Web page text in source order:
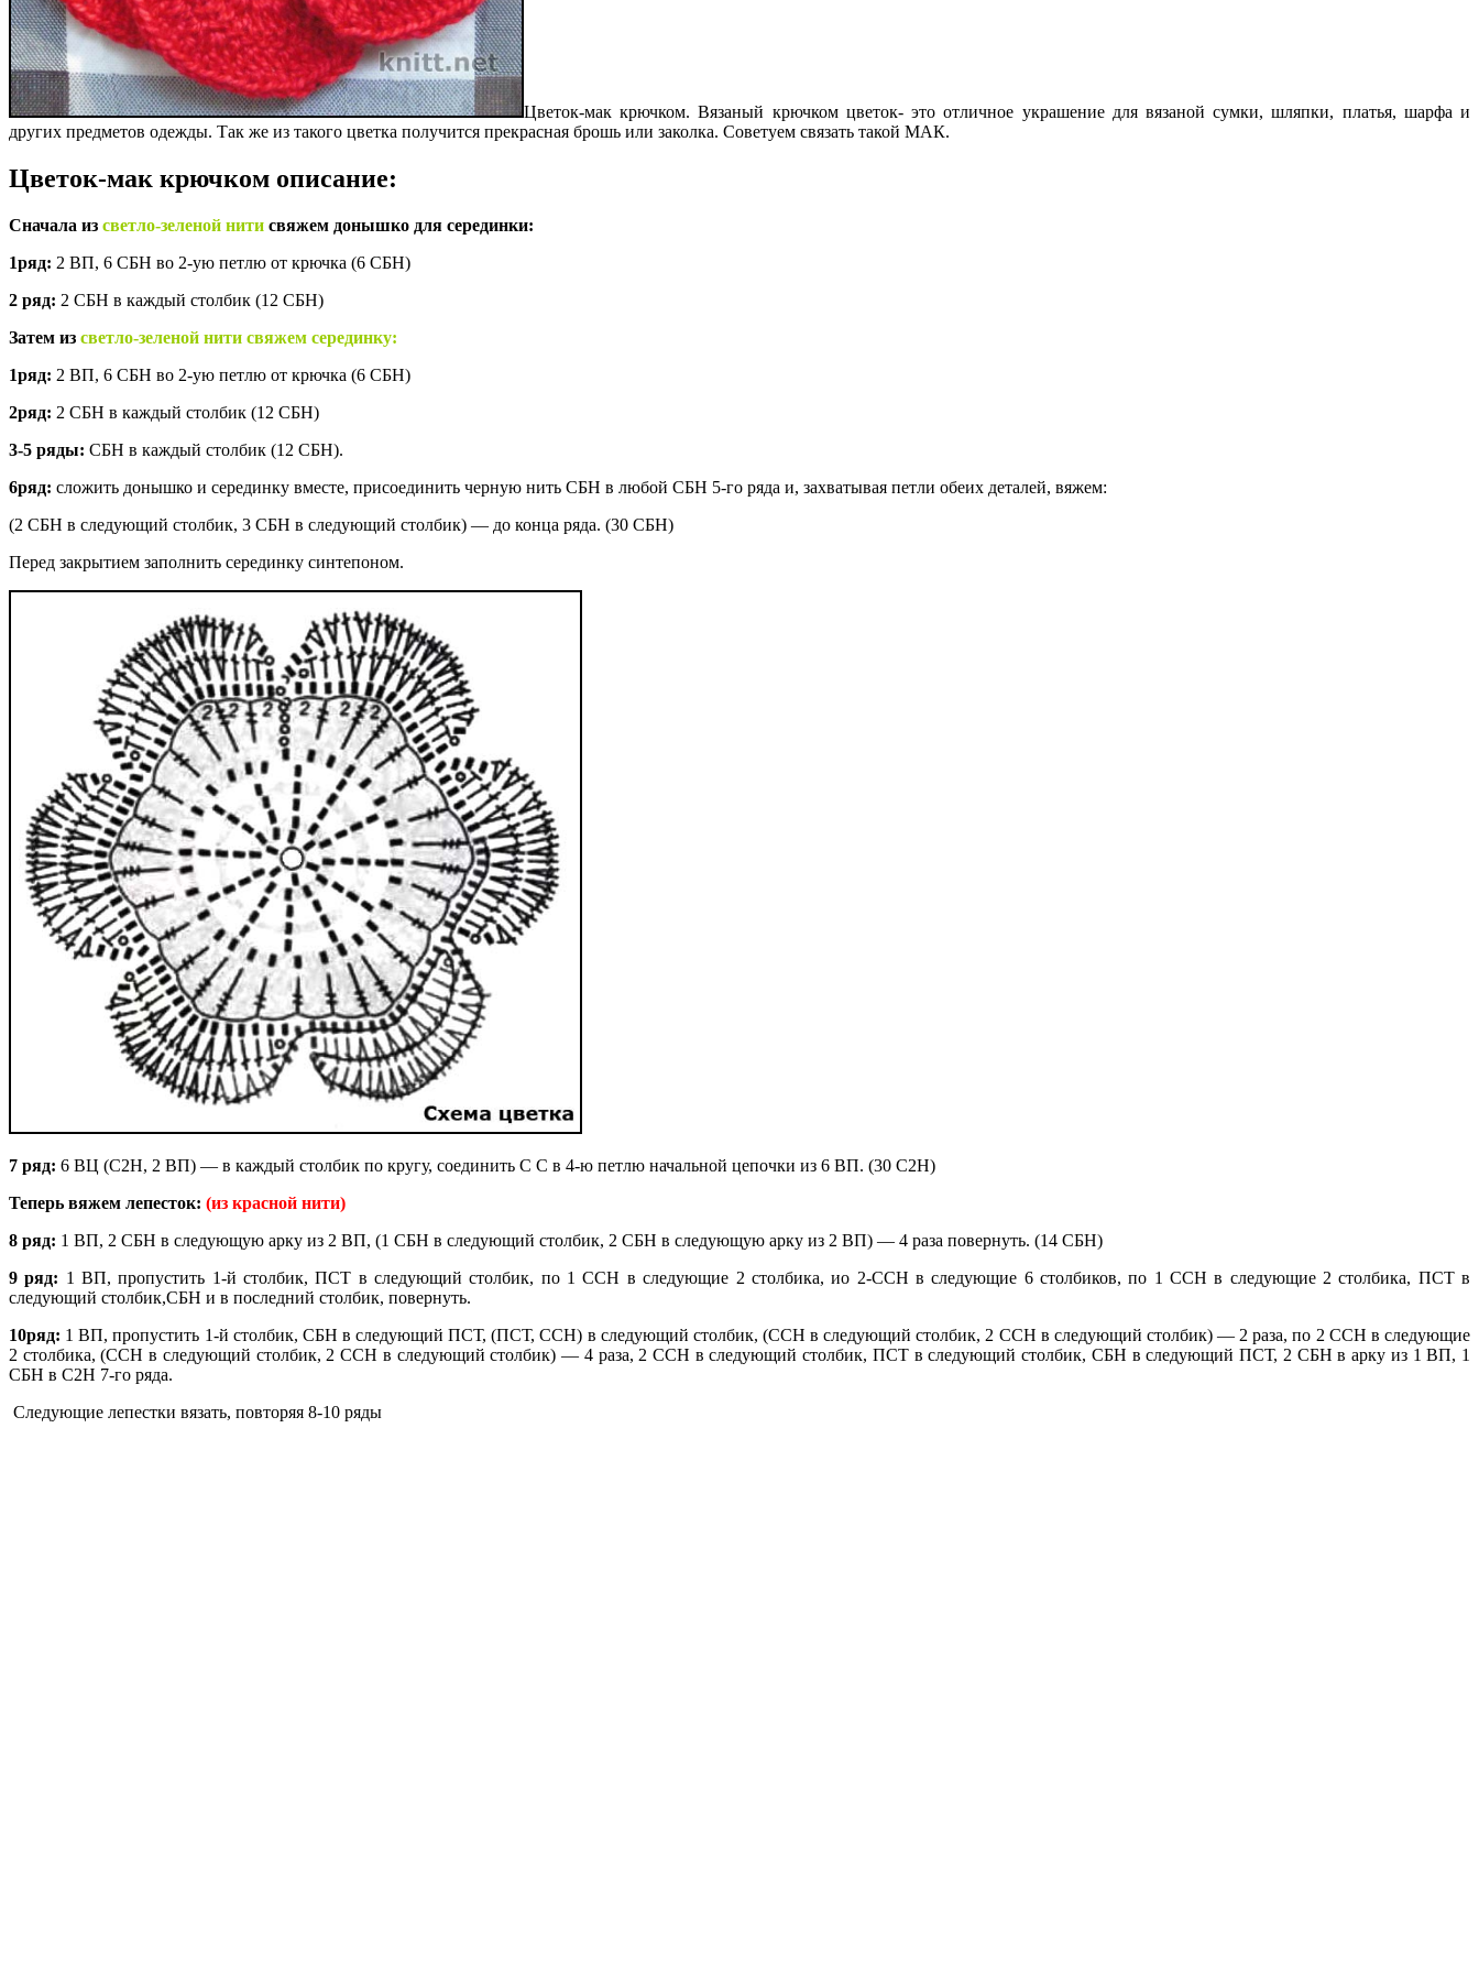
Цветок-мак крючком. Вязаный крючком цветок- это отличное украшение для вязаной сумки, шляпки, платья, шарфа и
других предметов одежды. Так же из такого цветка получится прекрасная брошь или заколка. Советуем связать такой МАК.
Цветок-мак крючком описание:
Сначала из светло-зеленой нити свяжем донышко для серединки:
1ряд: 2 ВП, 6 СБН во 2-ую петлю от крючка (6 СБН)
2 ряд: 2 СБН в каждый столбик (12 СБН)
Затем из светло-зеленой нити свяжем серединку:
1ряд: 2 ВП, 6 СБН во 2-ую петлю от крючка (6 СБН)
2ряд: 2 СБН в каждый столбик (12 СБН)
3-5 ряды: СБН в каждый столбик (12 СБН).
6ряд: сложить донышко и серединку вместе, присоединить черную нить СБН в любой СБН 5-го ряда и, захватывая петли обеих деталей, вяжем:
(2 СБН в следующий столбик, 3 СБН в следующий столбик) — до конца ряда. (30 СБН)
Перед закрытием заполнить серединку синтепоном.
7 ряд: 6 ВЦ (С2Н, 2 ВП) — в каждый столбик по кругу, соединить С С в 4-ю петлю начальной цепочки из 6 ВП. (30 С2Н)
Теперь вяжем лепесток: (из красной нити)
8 ряд: 1 ВП, 2 СБН в следующую арку из 2 ВП, (1 СБН в следующий столбик, 2 СБН в следующую арку из 2 ВП) — 4 раза повернуть. (14 СБН)
9 ряд: 1 ВП, пропустить 1-й столбик, ПСТ в следующий столбик, по 1 ССН в следующие 2 столбика, ио 2-ССН в следующие 6 столбиков, по 1 ССН в следующие 2 столбика, ПСТ в
следующий столбик,СБН и в последний столбик, повернуть.
10ряд: 1 ВП, пропустить 1-й столбик, СБН в следующий ПСТ, (ПСТ, ССН) в следующий столбик, (ССН в следующий столбик, 2 ССН в следующий столбик) — 2 раза, по 2 ССН в следующие
2 столбика, (ССН в следующий столбик, 2 ССН в следующий столбик) — 4 раза, 2 ССН в следующий столбик, ПСТ в следующий столбик, СБН в следующий ПСТ, 2 СБН в арку из 1 ВП, 1
СБН в С2Н 7-го ряда.
Следующие лепестки вязать, повторяя 8-10 ряды